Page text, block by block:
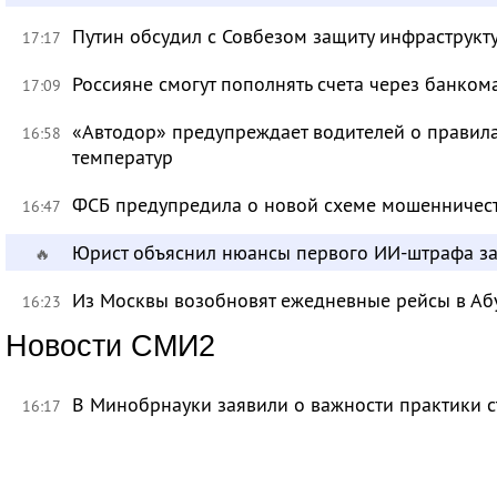
17:17 Путин обсудил с Совбезом защиту
17:09 Россияне смогут пополнять счета через
16:58 «Автодор» предупреждает водителей о
температур
16:47 ФСБ предупредила о новой схеме
🔥 Юрист объяснил нюансы первого ИИ-штрафа
16:23 Из Москвы возобновят ежедневные рейсы в
Новости СМИ2
16:17 В Минобрнауки заявили о важности практики